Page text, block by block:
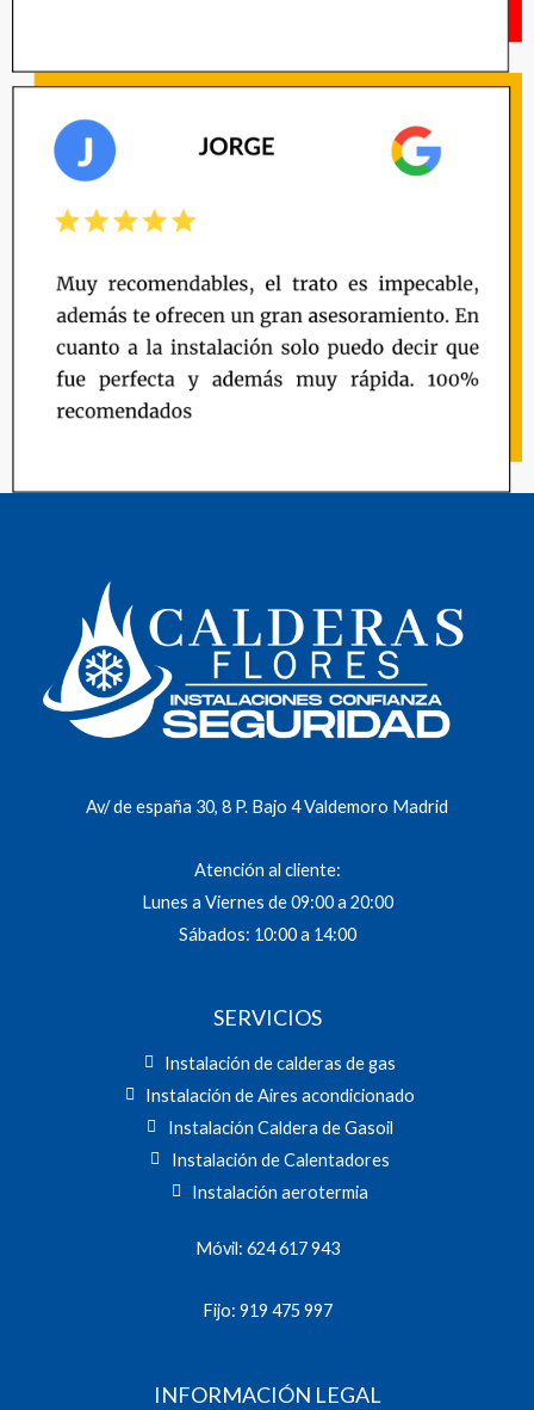
Av/ de españa 30, 8 P. Bajo 4 Valdemoro Madrid
Atención al cliente:
Lunes a Viernes de 09:00 a 20:00
Sábados: 10:00 a 14:00
SERVICIOS
Instalación de calderas de gas
Instalación de Aires acondicionado
Instalación Caldera de Gasoil
Instalación de Calentadores
Instalación aerotermia
Móvil: 624 617 943
Fijo: 919 475 997
INFORMACIÓN LEGAL